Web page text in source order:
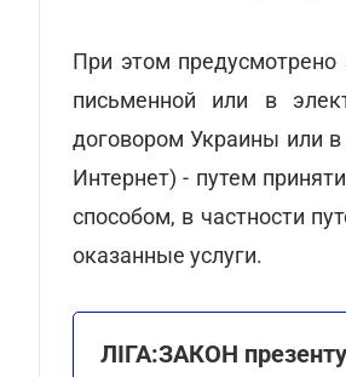
При этом предусмотрено
письменной или в
договором Украины или в
Интернет) - путем
способом, в частности
оказанные услуги.
ЛІГА:ЗАКОН